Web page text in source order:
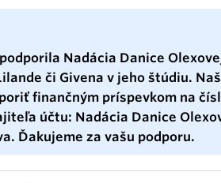
podporila Nadácia Danice
či Givena v jeho štúdiu.
finančným príspevkom na
účtu: Nadácia Danice
Ďakujeme za vašu podporu.